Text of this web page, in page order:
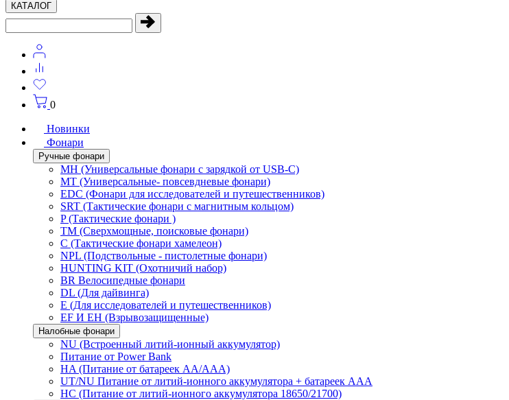
КАТАЛОГ
0
Новинки
Фонари
Ручные фонари
MH (Универсальные фонари с зарядкой от USB-C)
MT (Универсальные- повсевдневые фонари)
EDC (Фонари для исследователей и путешественников)
SRT (Тактические фонари с магнитным кольцом)
P (Тактические фонари )
TM (Сверхмощные, поисковые фонари)
C (Тактические фонари хамелеон)
NPL (Подствольные - пистолетные фонари)
HUNTING KIT (Охотничий набор)
BR Велосипедные фонари
DL (Для дайвинга)
E (Для исследователей и путешественников)
EF И EH (Взрывозащищенные)
Налобные фонари
NU (Встроенный литий-ионный аккумулятор)
Питание от Power Bank
HA (Питание от батареек AA/AAA)
UT/NU Питание от литий-ионного аккумулятора + батареек AAA
HC (Питание от литий-ионного аккумулятора 18650/21700)